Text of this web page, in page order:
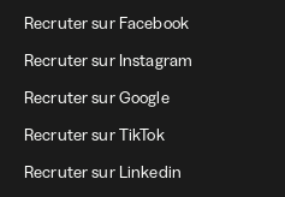
Recruter sur Facebook
Recruter sur Instagram
Recruter sur Google
Recruter sur TikTok
Recruter sur Linkedin